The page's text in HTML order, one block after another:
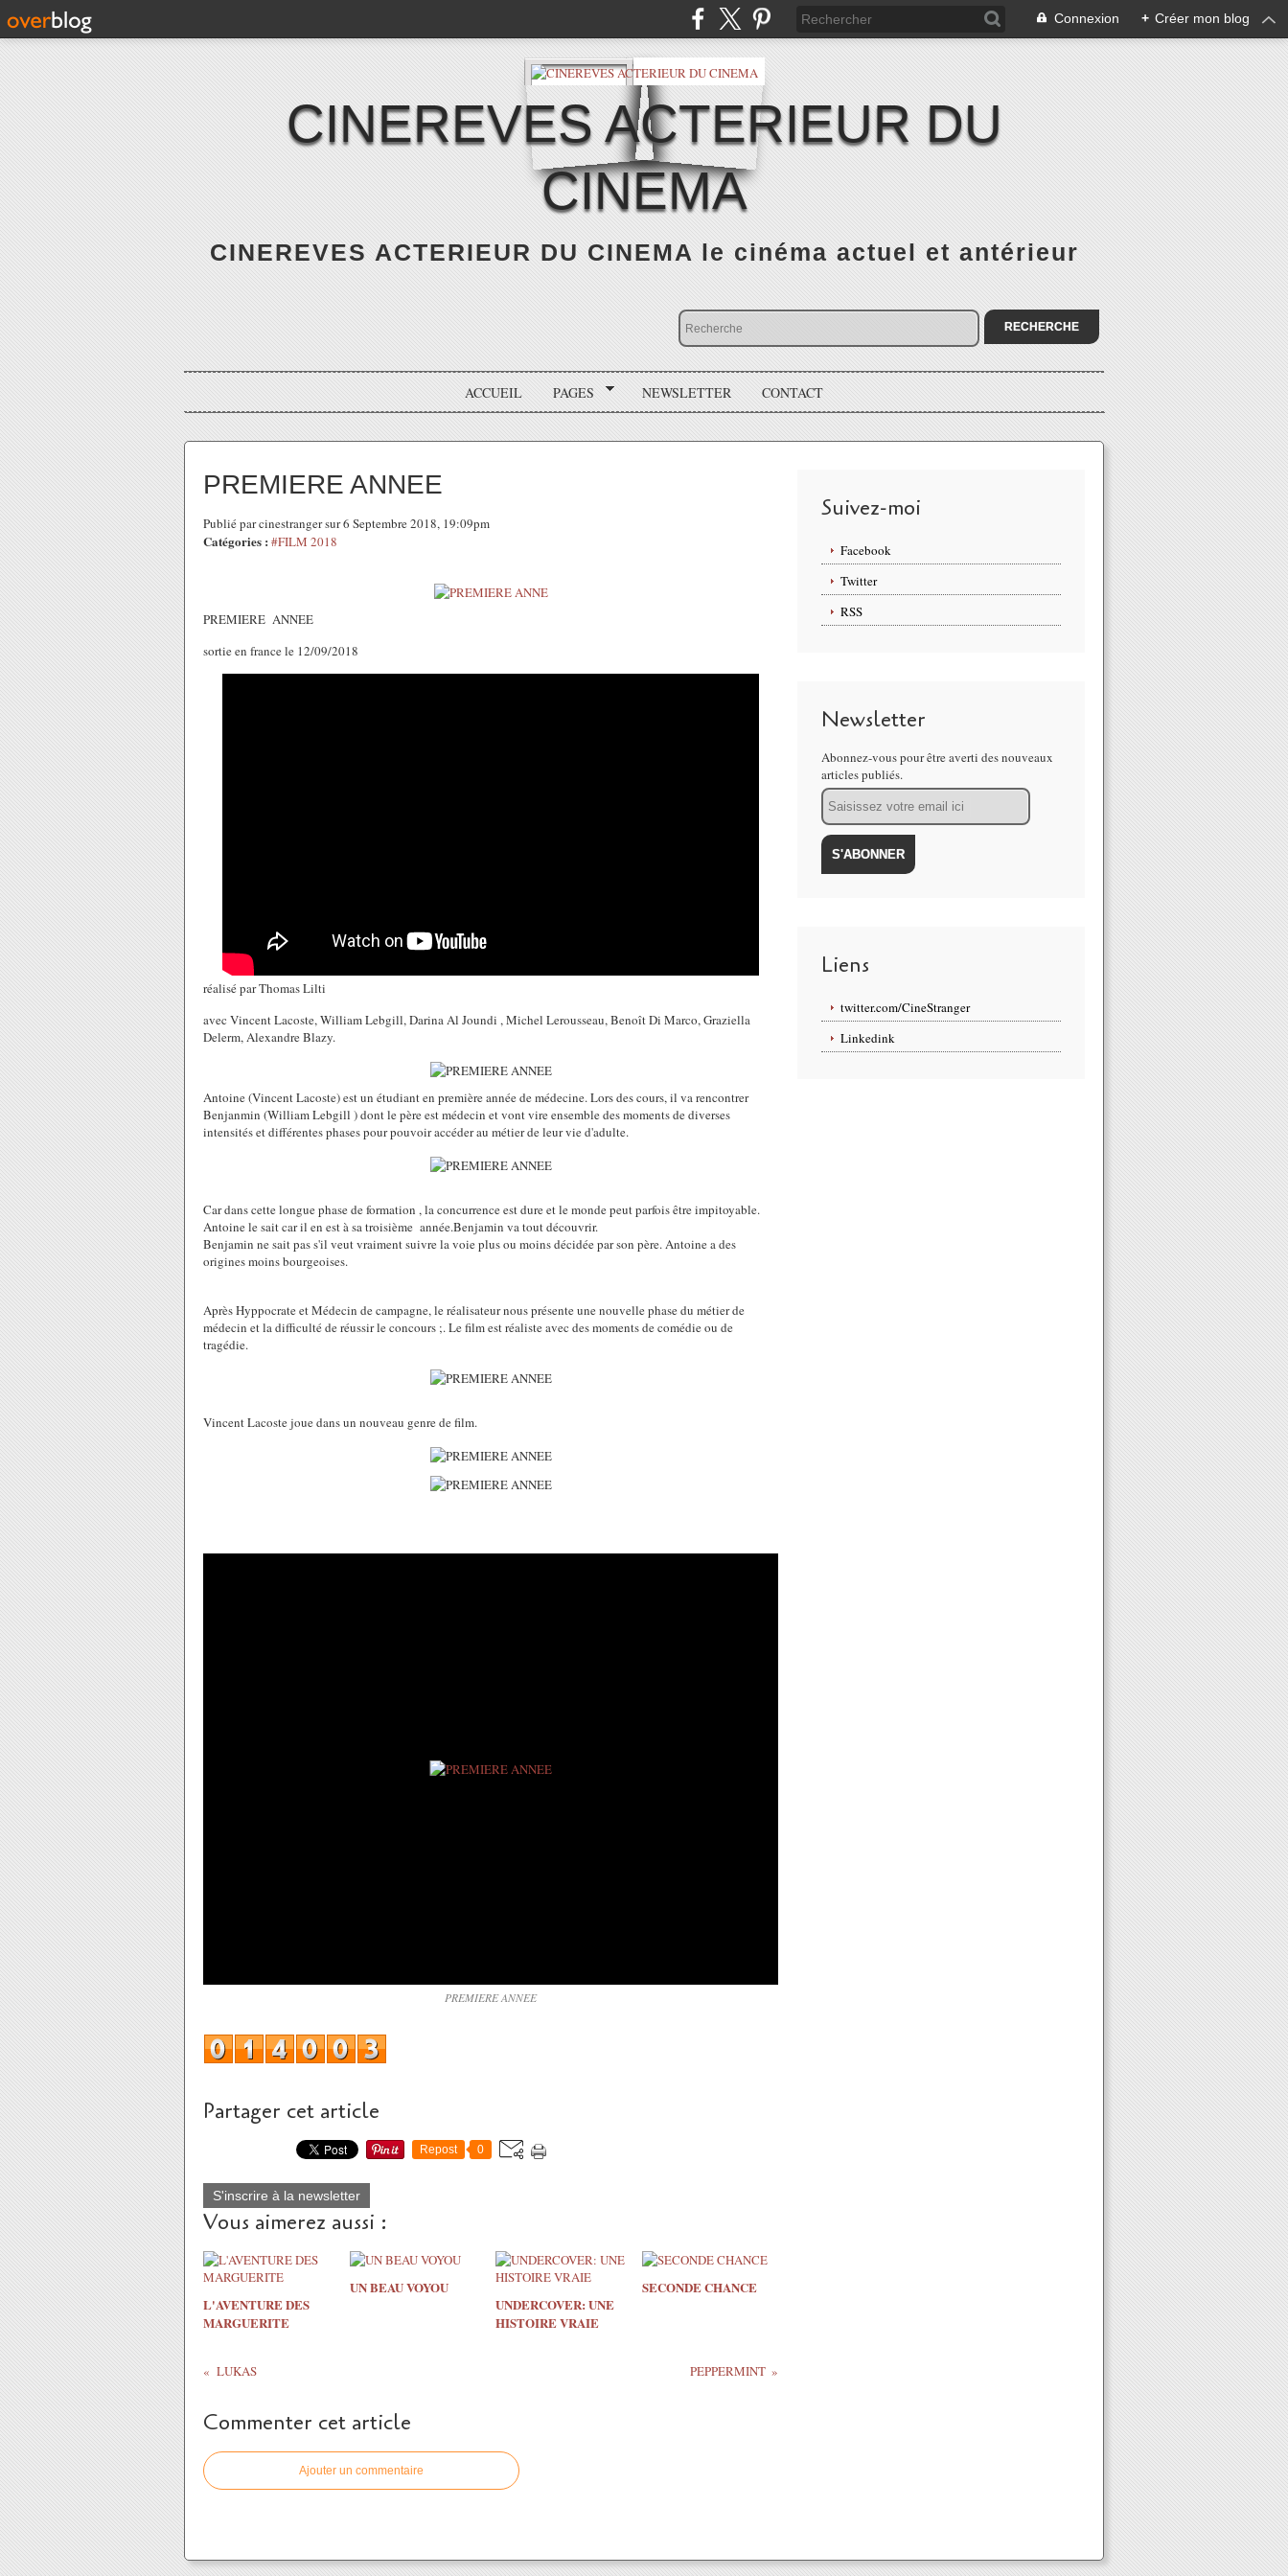
Connexion + Créer mon blog
CINEREVES ACTERIEUR DU
CINEMA
CINEREVES ACTERIEUR DU CINEMA le cinéma actuel et antérieur
ACCUEIL PAGES NEWSLETTER CONTACT
PREMIERE ANNEE
Publié par cinestranger sur 6 Septembre 2018, 19:09pm
Catégories : #FILM 2018
PREMIERE ANNEE
sortie en france le 12/09/2018
réalisé parThomas Lilti
avec Vincent Lacoste, William Lebgill, Darina Al Joundi ,Michel Lerousseau, Benoît Di Marco, Graziella
Delerm, Alexandre Blazy.
Antoine (Vincent Lacoste) est un étudiant en première année de médecine. Lors des cours, il va rencontrer
Benjanmin (William Lebgill ) dont le père est médecin et vont vire ensemble des moments de diverses
intensités et différentes phases pour pouvoir accéder au métier de leur vie d'adulte.
Car dans cette longue phase de formation , la concurrence est dure et le monde peut parfois être impitoyable.
Antoine le sait car il en est à sa troisième année.Benjamin va tout découvrir.
Benjamin ne sait pas s'il veut vraiment suivre la voie plus ou moins décidée par son père. Antoine a des
origines moins bourgeoises.
Après Hyppocrate et Médecin de campagne, le réalisateur nous présente une nouvelle phase du métier de
médecin et la difficulté de réussir le concours ;. Le film est réaliste avec des moments de comédie ou de
tragédie.
Vincent Lacoste joue dans un nouveau genre de film.
PREMIERE ANNEE
Partager cet article
Repost 0
S'inscrire à la newsletter
Vous aimerez aussi :
L'AVENTURE DES
MARGUERITE
UN BEAU VOYOU
UNDERCOVER: UNE
HISTOIRE VRAIE
SECONDE CHANCE
LUKAS PEPPERMINT
Commenter cet article
Ajouter un commentaire
Suivez-moi
Facebook
Twitter
RSS
Newsletter
Abonnez-vous pour être averti des nouveaux
articles publiés.
Email
Liens
twitter.com/CineStranger
Linkedink